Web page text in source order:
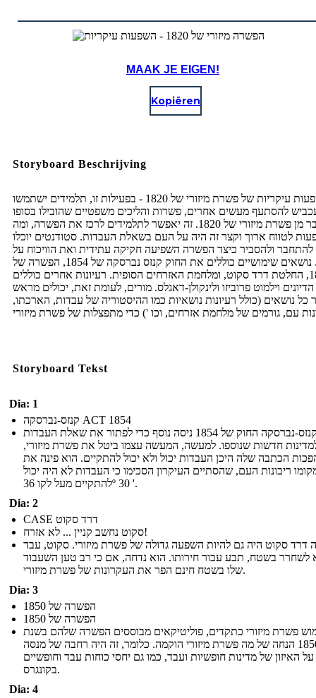
MAAK JE EIGEN!
Kopiëren
Storyboard Beschrijving
השפעות עיקריות של פשרת מיזורי של 1820 - בפעילות זו, תלמידים ישתמשו
להסתעף מעשים אחרים, פשרות והליכים משפטיים שהובילו בסופו
של דבר מן פשרת מיזורי של 1820. זה יאפשר לתלמידים לרכז את הפשרה, ומה
לטווח ארוך וקצר זה היה על העם בשאלת העבדות. סטודנטים יוכלו
להתחבר ולהסביר כיצד הפשרה השפיעה חקיקה עתידית ואת הוויכוח על
עבדות. נושאים שימושיים כוללים את החוק קנזס נברסקה של 1854, הפשרה של
1850, החלטת דרד סקוט, ומלחמת האזרחים הסופית. רעיונות אחרים כוללים
וילמוט פרוביזו ולינקולן-דאגלס. מורים, לעומת זאת, יכולים מראש
כל נושאים (כולל רעיונות נושאיות כמו ההיסטוריה של עבדות, הארכתו,
Storyboard Tekst
Dia: 1
קנזס-נברסקה ACT 1854
קנזס-נברסקה החוק של 1854 ניסה נוסף כדי לפתור את שאלת העבדות
חדשות שנוספו. למעשה, המעשה עצמו ביטל את פשרת מיזורי,
הכתבה שלה היכן העבדות יכול ולא יכול להתקיים. הוא פינה את
ריבונות העם, שהסתיים העיקרון הסכימו כי העבדות לא היה יכול
להתקיים מעל לקו 36º 30 '.
Dia: 2
CASE דרד סקוט
סקוט נחשב קניין ... לא אזרח!
דרד סקוט היה גם להיות השפעה גדולה של פשרת מיזורי. סקוט, עבד
לשחרר בשטח, תבע עבור חירותו. הוא נדחה, אם כי רב טען השעבוד
שלו בשטח חינם הפר את העקרונות של פשרת מיזורי.
Dia: 3
הפשרה של 1850
הפשרה של 1850
פשרת מיזורי כתקדים, פוליטיקאים מבוססים הפשרה שלהם בשנת
1850 הנחה של מה פשרת מיזורי הוקמה. כלומר, זה היה רחבה של מנסה
האיזון של מדינות חופשיות ועבד, כמו גם יחסי כוחות עבד וחופשיים
בקונגרס.
Dia: 4